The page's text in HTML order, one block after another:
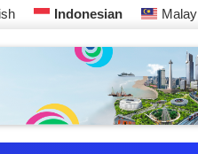
Indonesian Malay